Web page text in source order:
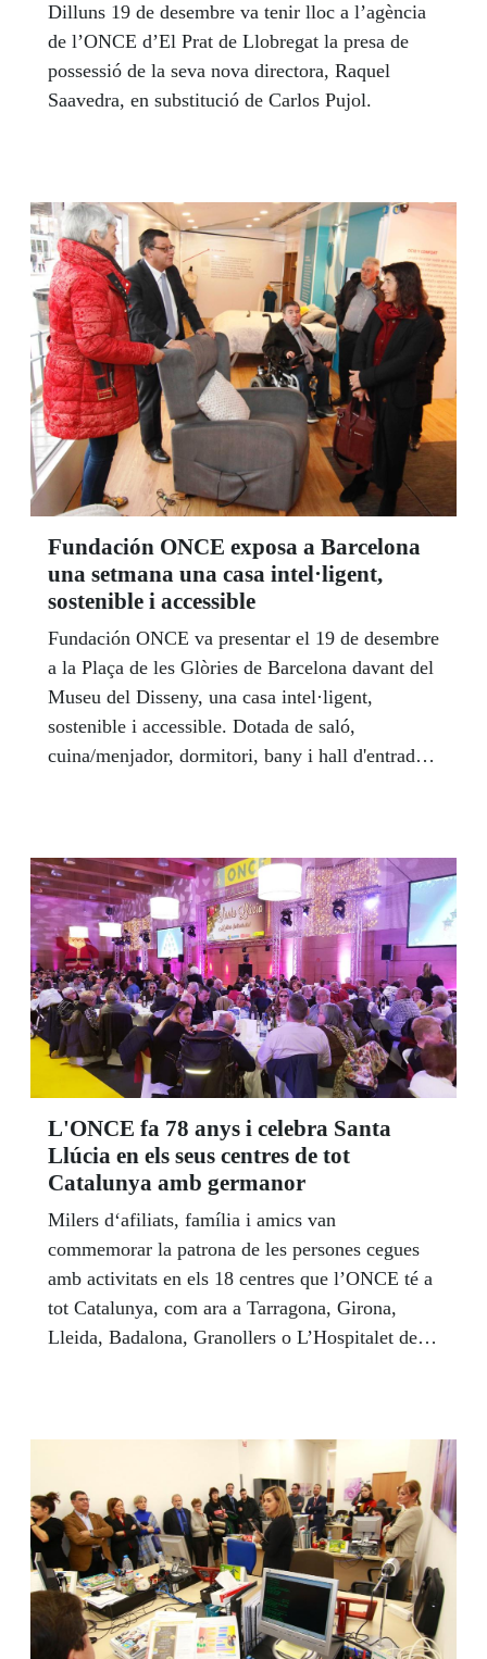
Dilluns 19 de desembre va tenir lloc a l’agència
de l’ONCE d’El Prat de Llobregat la presa de
possessió de la seva nova directora, Raquel
Saavedra, en substitució de Carlos Pujol.
Fundación ONCE exposa a Barcelona
una setmana una casa intel·ligent,
sostenible i accessible
Fundación ONCE va presentar el 19 de desembre
a la Plaça de les Glòries de Barcelona davant del
Museu del Disseny, una casa intel·ligent,
sostenible i accessible. Dotada de saló,
cuina/menjador, dormitori, bany i hall d'entrada,
L'ONCE fa 78 anys i celebra Santa
Llúcia en els seus centres de tot
Catalunya amb germanor
Milers d‘afiliats, família i amics van
commemorar la patrona de les persones cegues
amb activitats en els 18 centres que l’ONCE té a
tot Catalunya, com ara a Tarragona, Girona,
Lleida, Badalona, Granollers o L’Hospitalet de